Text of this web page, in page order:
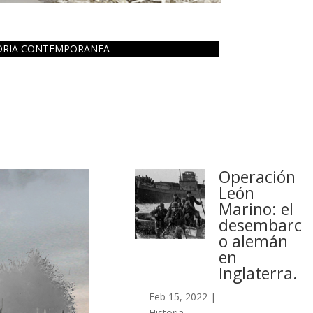
CONTEMPORANEA
Operación
León
Marino: el
desembarc
o alemán
en
Inglaterra.
Feb 15, 2022 |